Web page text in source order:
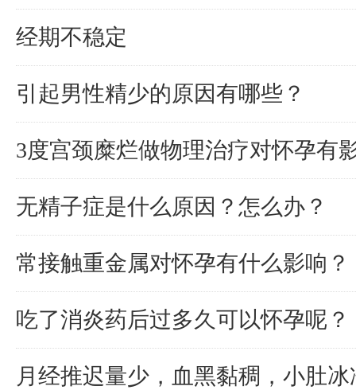
经期不稳定
引起男性精少的原因有哪些？
3度宫颈糜烂做物理治疗对怀孕有
无精子症是什么原因？怎么办？
常接触重金属对怀孕有什么影响？
吃了消炎药后过多久可以怀孕呢？
月经推迟量少，血黑黏稠，小肚冰